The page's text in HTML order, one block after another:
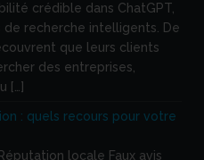
crédible dans ChatGPT,
recherche intelligents. De
que leurs clients
des entreprises,
[…]
: quels recours pour votre
Réputation locale Faux avis